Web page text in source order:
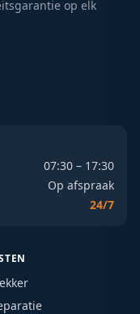
op elk
07:30 – 17:30
Op afspraak
24/7